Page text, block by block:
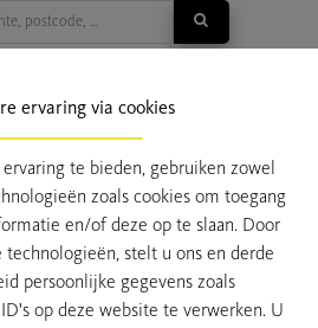
ervaring via cookies
te bieden, gebruiken zowel
zoals cookies om toegang
en/of deze op te slaan. Door
stelt u ons en derde
persoonlijke gegevens zoals
op deze website te verwerken. U